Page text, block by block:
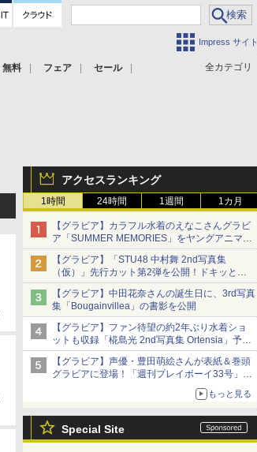
Impress サイト
全カテゴリ
無料 フェア セール
アクセスランキング
1時間 24時間 1週間 1カ月
【グラビア】カラフル水着のえなこさんグラビ
ア「SUMMER MEMORIES」をヤングアニマル
Webで公開中
【グラビア】「STU48 中村舞 2nd写真集
（仮）」先行カット第2弾を公開！ドキッとす
るランジェリーカットなど新たな挑戦
【グラビア】中田花奈さんの誕生日に、3rd写真
集「Bougainvillea」の書影を公開
【グラビア】ファン待望の約2年ぶり水着ショ
ットも収録「椛島光 2nd写真集 Ortensia」予約
受付開始
10月30日発売
【グラビア】声優・豊田萌絵さんが表紙＆巻頭
グラビアに登場！「週刊プレイボーイ33号」本
もっと見る
Special Site